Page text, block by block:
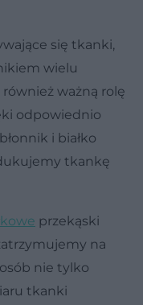
się tkanki,
wielu
ważną rolę
odpowiednio
i białko
tkankę
przekąski
na
nie tylko
tkanki